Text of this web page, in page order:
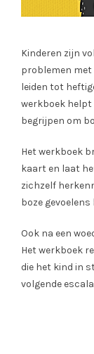
Kinderen zijn
problemen met
leiden tot
werkboek
begrijpen om
Het werkboek
kaart en laat
zichzelf
boze
Ook na een
Het werkboek
die het kind in
volgende